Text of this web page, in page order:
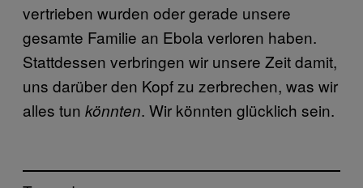
vertrieben wurden oder gerade unsere
gesamte Familie an Ebola verloren haben.
Stattdessen verbringen wir unsere Zeit damit,
uns darüber den Kopf zu zerbrechen, was wir
alles tun könnten. Wir könnten glücklich sein.